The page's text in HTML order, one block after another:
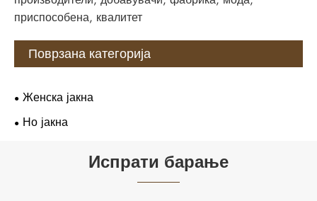
приспособена, квалитет
Поврзана категорија
Женска јакна
Но јакна
Испрати барање